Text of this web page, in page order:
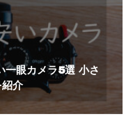
一眼カメラ5選 小さ
紹介